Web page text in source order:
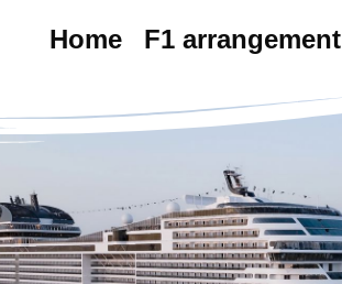
Home F1 arrangement